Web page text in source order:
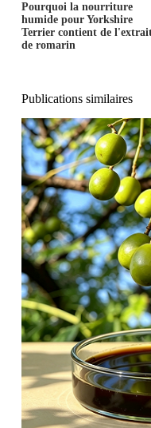
Pourquoi la nourriture
humide pour Yorkshire
Terrier contient de
de romarin
Publications similaires